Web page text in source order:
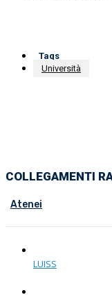
Tags
Università
COLLEGAMENTI
Atenei
LUISS